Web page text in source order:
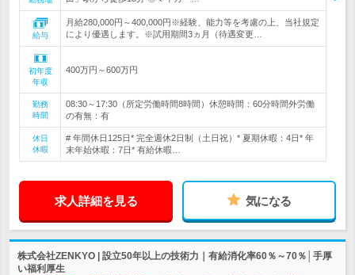
給与
月給280,000円～400,000円※経験、能力等を考慮の上、当社規定
により優遇します。※試用期間3ヵ月（待遇変更…
初年度
年収
400万円～600万円
勤務
時間
08:30～17:30（所定労働時間8時間）休憩時間：60分時間外労働
の有無：有
休日
休暇
# 年間休日125日* 完全週休2日制（土日祝）* 夏期休暇：4日* 年
末年始休暇：7日* 有給休暇…
求人詳細を見る 気になる
株式会社ZENKYO | 設立50年以上の技術力｜有給消化率60％～70％│手厚
い福利厚生